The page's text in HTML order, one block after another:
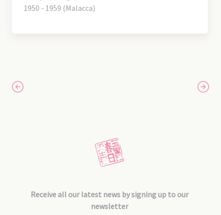
1950 - 1959 (Malacca)
Receive all our latest news by signing up to our
newsletter